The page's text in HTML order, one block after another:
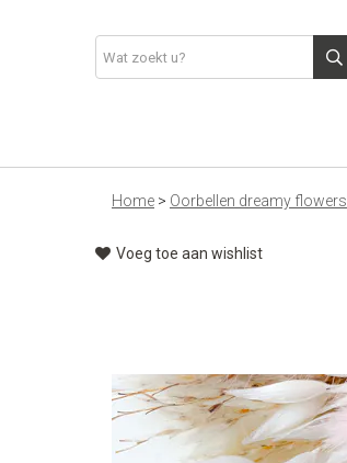
Home > Oorbellen dreamy flowers
Voeg toe aan wishlist